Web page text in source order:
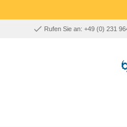
Rufen Sie an: +49 (0) 231